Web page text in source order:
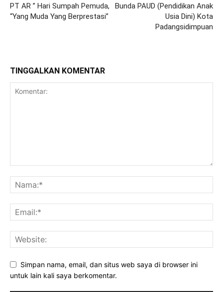
PT AR ” Hari Sumpah Pemuda,
“Yang Muda Yang Berprestasi”
Bunda PAUD (Pendidikan Anak
Usia Dini) Kota
Padangsidimpuan
TINGGALKAN KOMENTAR
Simpan nama, email, dan situs web saya di browser ini
untuk lain kali saya berkomentar.